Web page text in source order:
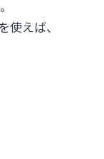
えば、